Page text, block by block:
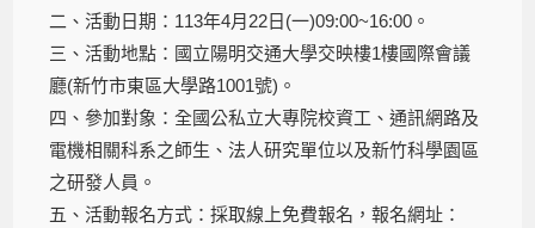
二、活動日期：113年4月22日(一)09:00~16:00。
三、活動地點：國立陽明交通大學交映樓1樓國際會議
廳(新竹市東區大學路1001號)。
四、參加對象：全國公私立大專院校資工、通訊網路及
電機相關科系之師生、法人研究單位以及新竹科學園區
之研發人員。
五、活動報名方式：採取線上免費報名，報名網址：